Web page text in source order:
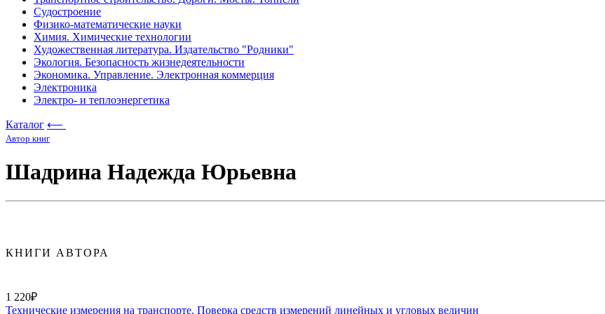
Судостроение
Физико-математические науки
Химия. Химические технологии
Художественная литература. Издательство "Родники"
Экология. Безопасность жизнедеятельности
Экономика. Управление. Электронная коммерция
Электроника
Электро- и теплоэнергетика
Каталог ⟵
Автор книг
Шадрина Надежда Юрьевна
КНИГИ АВТОРА
1 220₽
Технические измерения на транспорте. Поверка средств измерений линейных и угловых величин